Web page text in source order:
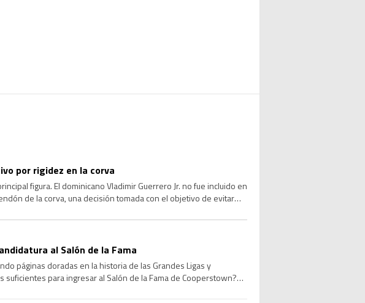
por rigidez en la corva
figura. El dominicano Vladimir Guerrero Jr. no fue incluido en
de la corva, una decisión tomada con el objetivo de evitar
al Salón de la Fama
páginas doradas en la historia de las Grandes Ligas y
para ingresar al Salón de la Fama de Cooperstown?